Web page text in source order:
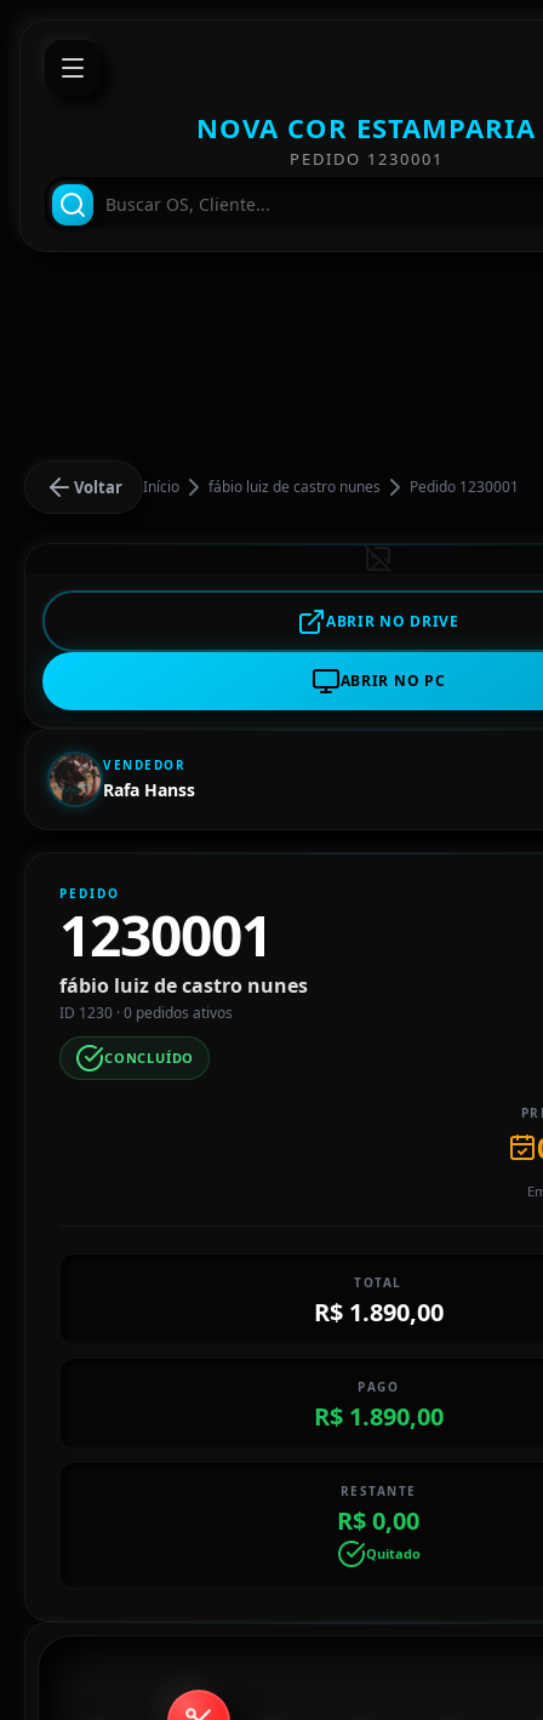
NOVA COR ESTAMPARIA
PEDIDO 1230001
Voltar Início fábio luiz de castro nunes Pedido 1230001
ABRIR NO DRIVE
ABRIR NO PC
VENDEDOR
Rafa Hanss
PEDIDO
1230001
fábio luiz de castro nunes
ID 1230 · 0 pedidos ativos
CONCLUÍDO
TOTAL
R$ 1.890,00
PAGO
R$ 1.890,00
RESTANTE
R$ 0,00
Quitado